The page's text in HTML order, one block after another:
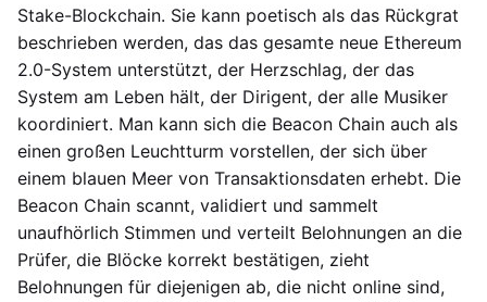
Stake-Blockchain. Sie kann poetisch als das Rückgrat
beschrieben werden, das das gesamte neue Ethereum
2.0-System unterstützt, der Herzschlag, der das
System am Leben hält, der Dirigent, der alle Musiker
koordiniert. Man kann sich die Beacon Chain auch als
einen großen Leuchtturm vorstellen, der sich über
einem blauen Meer von Transaktionsdaten erhebt. Die
Beacon Chain scannt, validiert und sammelt
unaufhörlich Stimmen und verteilt Belohnungen an die
Prüfer, die Blöcke korrekt bestätigen, zieht
Belohnungen für diejenigen ab, die nicht online sind,